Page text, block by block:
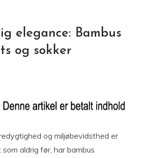
elegance: Bambus
og sokker
og miljøbevidsthed er
aldrig før, har bambus